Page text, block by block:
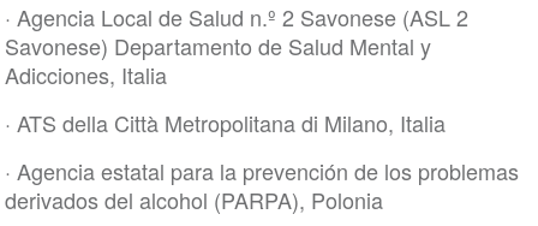
· Agencia Local de Salud n.º 2 Savonese (ASL 2
Savonese) Departamento de Salud Mental y
Adicciones, Italia
· ATS della Città Metropolitana di Milano, Italia
· Agencia estatal para la prevención de los problemas
derivados del alcohol (PARPA), Polonia